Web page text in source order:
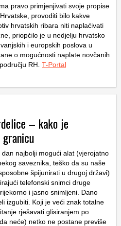
pravo primjenjivati svoje propise
provoditi bilo kakve
hrvatskih ribara niti naplaćivati
priopćilo je u nedjelju hrvatsko
i europskih poslova u
o mogućnosti naplate novčanih
RH. T-Portal
– kako je
dan najbolji mogući alat (vjerojatno
saveznika, teško da su naše
špijunirati u drugoj državi)
telefonski snimci druge
i jasno snimljeni. Dano
izgubiti. Koji je veći znak totalne
rješavati glisiranjem po
neće) netko ne postane previše